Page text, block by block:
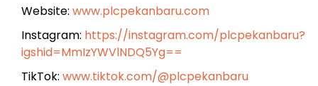
Website: www.plcpekanbaru.com
Instagram: https://instagram.com/plcpekanbaru?
igshid=MmIzYWVlNDQ5Yg==
TikTok: www.tiktok.com/@plcpekanbaru